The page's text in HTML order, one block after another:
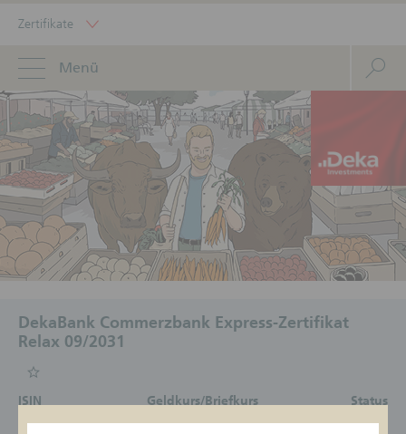
Zertifikate
Menü
DekaBank Commerzbank Express-Zertifikat
Relax 09/2031
ISIN
DE000DK1F2N0
Geldkurs/Briefkurs
1.118,76 EUR / 1.128,76 EUR
Status
aktiv